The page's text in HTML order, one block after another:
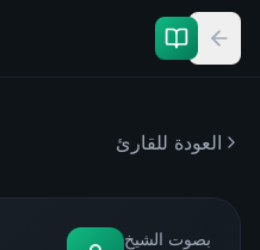
العودة للقارئ
بصوت الشيخ